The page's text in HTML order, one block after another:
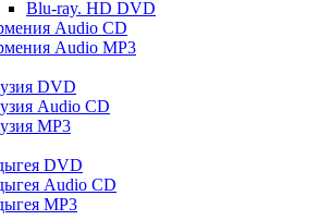
Blu-ray. HD DVD
Audio CD
Audio MP3
DVD
Audio CD
MP3
DVD
Audio CD
MP3